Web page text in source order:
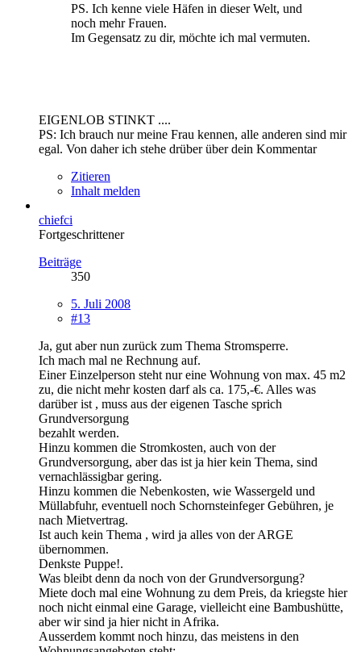
PS. Ich kenne viele Häfen in dieser Welt, und
noch mehr Frauen.
Im Gegensatz zu dir, möchte ich mal vermuten.
EIGENLOB STINKT ....
PS: Ich brauch nur meine Frau kennen, alle anderen sind mir
egal. Von daher ich stehe drüber über dein Kommentar
Zitieren
Inhalt melden
chiefci
Fortgeschrittener
Beiträge
350
5. Juli 2008
#13
Ja, gut aber nun zurück zum Thema Stromsperre.
Ich mach mal ne Rechnung auf.
Einer Einzelperson steht nur eine Wohnung von max. 45 m2
zu, die nicht mehr kosten darf als ca. 175,-€. Alles was
darüber ist , muss aus der eigenen Tasche sprich
Grundversorgung
bezahlt werden.
Hinzu kommen die Stromkosten, auch von der
Grundversorgung, aber das ist ja hier kein Thema, sind
vernachlässigbar gering.
Hinzu kommen die Nebenkosten, wie Wassergeld und
Müllabfuhr, eventuell noch Schornsteinfeger Gebühren, je
nach Mietvertrag.
Ist auch kein Thema , wird ja alles von der ARGE
übernommen.
Denkste Puppe!.
Was bleibt denn da noch von der Grundversorgung?
Miete doch mal eine Wohnung zu dem Preis, da kriegste hier
noch nicht einmal eine Garage, vielleicht eine Bambushütte,
aber wir sind ja hier nicht in Afrika.
Ausserdem kommt noch hinzu, das meistens in den